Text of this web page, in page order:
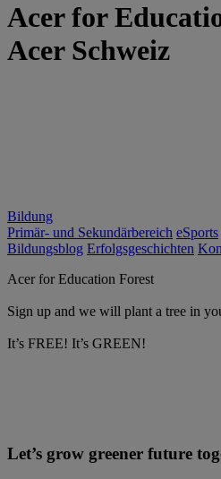
Acer for
Acer Schweiz
Bildung
Primär- und Sekundärbereich eSports
Bildungsblog Erfolgsgeschichten
Acer for Education Forest
Sign up and we will plant a tree in
It’s FREE! It’s GREEN!
Let’s grow greener future